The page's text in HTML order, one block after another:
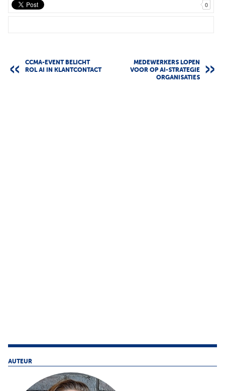
0
CCMA-EVENT BELICHT
ROL AI IN KLANTCONTACT
MEDEWERKERS LOPEN
VOOR OP AI-STRATEGIE
ORGANISATIES
AUTEUR